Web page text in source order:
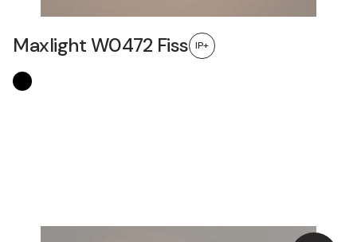
Maxlight W0472 Fiss IP+